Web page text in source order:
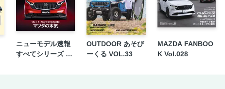
【人気のK＆コンパクトカー ヒットの真
【イマドキZ世代のクルマ談義】若手ジャ
気になる情報
タイヤ試乗レポート ダンロップ シン
ニューモデル速報
すべてシリーズ 第
OUTDOOR あそび
ーくる VOL.33
MAZDA FANBOO
K Vol.028